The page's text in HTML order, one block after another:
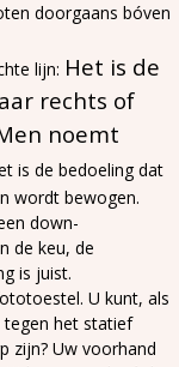
doorgaans bóven
lijn: Het is de
rechts of
noemt
is de bedoeling dat
wordt bewogen.
down-
de keu, de
is juist.
U kunt, als
het statief
zijn? Uw voorhand